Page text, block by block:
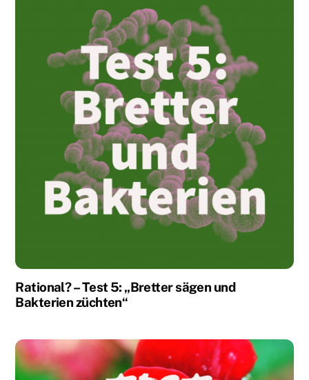
Rational? – Test 5: „Bretter sägen und
Bakterien züchten“